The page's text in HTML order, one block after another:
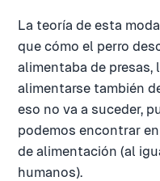
La teoría de esta
que cómo el perro
alimentaba de presas,
alimentarse también
eso no va a suceder,
podemos encontrar
de alimentación (al
humanos).